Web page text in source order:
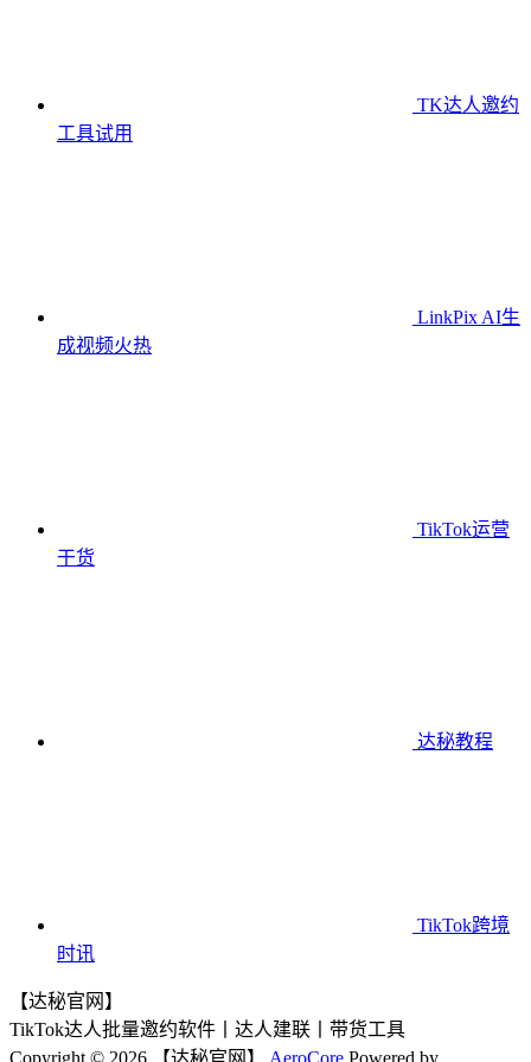
TK达人邀约
工具试用
LinkPix AI生
成视频火热
TikTok运营
干货
达秘教程
TikTok跨境
时讯
【达秘官网】
TikTok达人批量邀约软件丨达人建联丨带货工具
Copyright © 2026 【达秘官网】
AeroCore Powered by